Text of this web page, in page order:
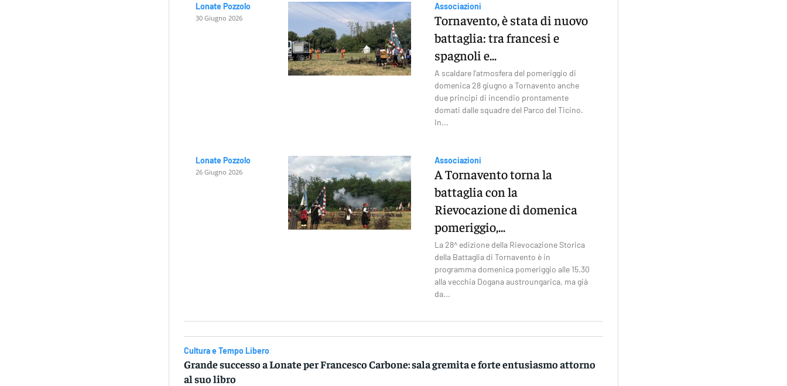
Lonate Pozzolo
30 Giugno 2026
Associazioni
Tornavento, è stata di nuovo
battaglia: tra francesi e
spagnoli e...
A scaldare l’atmosfera del pomeriggio di
domenica 28 giugno a Tornavento anche
due principi di incendio prontamente
domati dalle squadre del Parco del Ticino.
In...
Lonate Pozzolo
26 Giugno 2026
Associazioni
A Tornavento torna la
battaglia con la
Rievocazione di domenica
pomeriggio,...
La 28^ edizione della Rievocazione Storica
della Battaglia di Tornavento è in
programma domenica pomeriggio alle 15.30
alla vecchia Dogana austroungarica, ma già
da...
Cultura e Tempo Libero
Grande successo a Lonate per Francesco Carbone: sala gremita e forte entusiasmo attorno
al suo libro